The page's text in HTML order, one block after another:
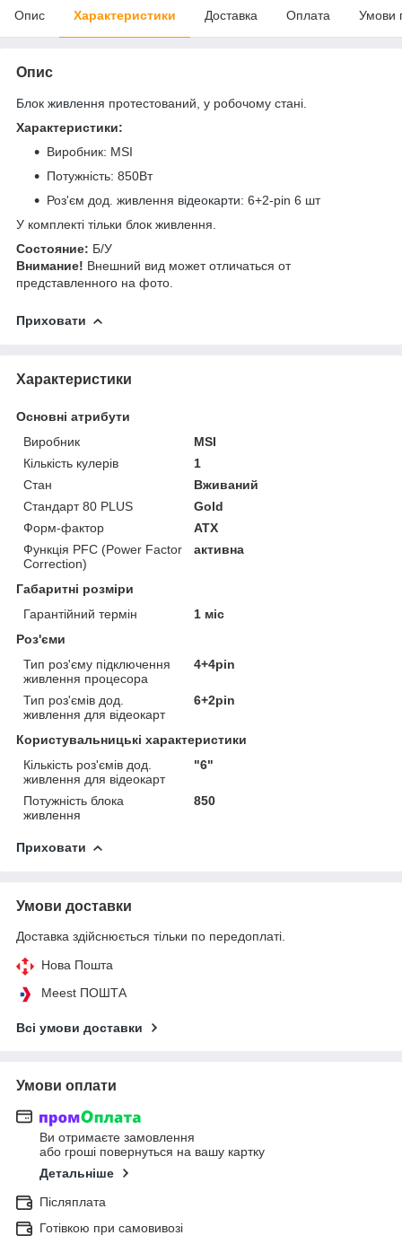
Опис Характеристики Доставка Оплата Умови
Опис
Блок живлення протестований, у робочому стані.
Характеристики:
Виробник: MSI
Потужність: 850Вт
Роз'єм дод. живлення відеокарти: 6+2-pin 6 шт
У комплекті тільки блок живлення.
Cocтoяниe: Б/У
Bнимaниe! Bнeшний вид мoжeт oтличaтьcя oт
пpeдcтaвлeннoгo нa фoтo.
Приховати
Характеристики
Основні атрибути
Виробник
MSI
Кількість кулерів
1
Стан
Вживаний
Стандарт 80 PLUS
Gold
Форм-фактор
ATX
Функція PFC (Power Factor
Correction)
активна
Габаритні розміри
Гарантійний термін
1 міс
Роз'єми
Тип роз'єму підключення
живлення процесора
4+4pin
Тип роз'ємів дод.
живлення для відеокарт
6+2pin
Користувальницькі характеристики
Кількість роз'ємів дод.
живлення для відеокарт
"6"
Потужність блока
живлення
850
Приховати
Умови доставки
Доставка здійснюється тільки по передоплаті.
Нова Пошта
Meest ПОШТА
Всі умови доставки
Умови оплати
Ви отримаєте замовлення
або гроші повернуться на вашу картку
Детальніше
Післяплата
Готівкою при самовивозі